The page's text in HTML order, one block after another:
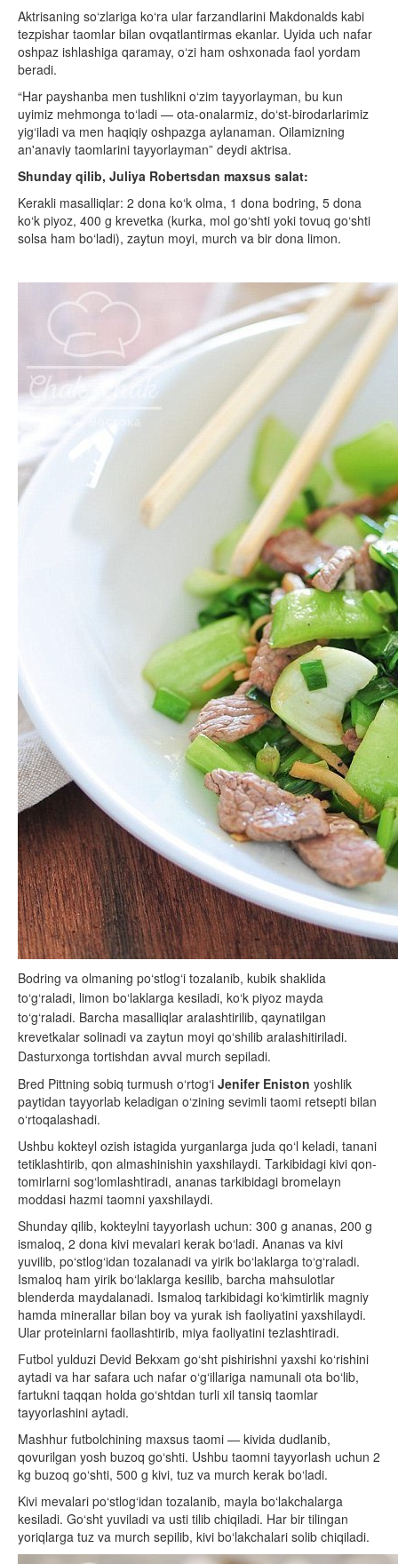
Aktrisaning so‘zlariga ko‘ra ular farzandlarini Makdonalds kabi
tezpishar taomlar bilan ovqatlantirmas ekanlar. Uyida uch nafar
oshpaz ishlashiga qaramay, o‘zi ham oshxonada faol yordam
beradi.
“Har payshanba men tushlikni o‘zim tayyorlayman, bu kun
uyimiz mehmonga to‘ladi — ota-onalarmiz, do‘st-birodarlarimiz
yig‘iladi va men haqiqiy oshpazga aylanaman. Oilamizning
an'anaviy taomlarini tayyorlayman” deydi aktrisa.
Shunday qilib, Juliya Robertsdan maxsus salat:
Kerakli masalliqlar: 2 dona ko‘k olma, 1 dona bodring, 5 dona
ko‘k piyoz, 400 g krevetka (kurka, mol go‘shti yoki tovuq go‘shti
solsa ham bo‘ladi), zaytun moyi, murch va bir dona limon.
Bodring va olmaning po‘stlog‘i tozalanib, kubik shaklida
to‘g‘raladi, limon bo‘laklarga kesiladi, ko‘k piyoz mayda
to‘g‘raladi. Barcha masalliqlar aralashtirilib, qaynatilgan
krevetkalar solinadi va zaytun moyi qo‘shilib aralashitiriladi.
Dasturxonga tortishdan avval murch sepiladi.
Bred Pittning sobiq turmush o‘rtog‘i Jenifer Eniston yoshlik
paytidan tayyorlab keladigan o‘zining sevimli taomi retsepti bilan
o‘rtoqalashadi.
Ushbu kokteyl ozish istagida yurganlarga juda qo‘l keladi, tanani
tetiklashtirib, qon almashinishin yaxshilaydi. Tarkibidagi kivi qon-
tomirlarni sog‘lomlashtiradi, ananas tarkibidagi bromelayn
moddasi hazmi taomni yaxshilaydi.
Shunday qilib, kokteylni tayyorlash uchun: 300 g ananas, 200 g
ismaloq, 2 dona kivi mevalari kerak bo‘ladi. Ananas va kivi
yuvilib, po‘stlog‘idan tozalanadi va yirik bo‘laklarga to‘g‘raladi.
Ismaloq ham yirik bo‘laklarga kesilib, barcha mahsulotlar
blenderda maydalanadi. Ismaloq tarkibidagi ko‘kimtirlik magniy
hamda minerallar bilan boy va yurak ish faoliyatini yaxshilaydi.
Ular proteinlarni faollashtirib, miya faoliyatini tezlashtiradi.
Futbol yulduzi Devid Bekxam go‘sht pishirishni yaxshi ko‘rishini
aytadi va har safara uch nafar o‘g‘illariga namunali ota bo‘lib,
fartukni taqqan holda go‘shtdan turli xil tansiq taomlar
tayyorlashini aytadi.
Mashhur futbolchining maxsus taomi — kivida dudlanib,
qovurilgan yosh buzoq go‘shti. Ushbu taomni tayyorlash uchun 2
kg buzoq go‘shti, 500 g kivi, tuz va murch kerak bo‘ladi.
Kivi mevalari po‘stlog‘idan tozalanib, mayla bo‘lakchalarga
kesiladi. Go‘sht yuviladi va usti tilib chiqiladi. Har bir tilingan
yoriqlarga tuz va murch sepilib, kivi bo‘lakchalari solib chiqiladi.